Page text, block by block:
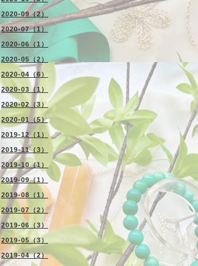
2020-09（2）
2020-07（1）
2020-06（1）
2020-05（2）
2020-04（6）
2020-03（1）
2020-02（3）
2020-01（5）
2019-12（1）
2019-11（3）
2019-10（1）
2019-09（1）
2019-08（1）
2019-07（2）
2019-06（3）
2019-05（3）
2019-04（2）